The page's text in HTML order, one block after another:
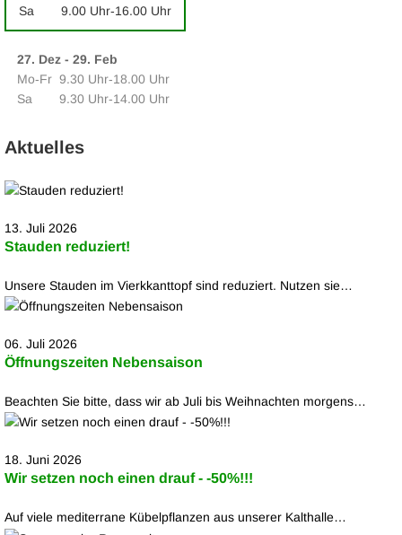
Sa
9.00 Uhr‑16.00 Uhr
27. Dez - 29. Feb
Mo‑Fr 9.30 Uhr‑18.00 Uhr
Sa
9.30 Uhr‑14.00 Uhr
Aktuelles
13. Juli 2026
Stauden reduziert!
Unsere Stauden im Vierkkanttopf sind reduziert. Nutzen sie…
06. Juli 2026
Öffnungszeiten Nebensaison
Beachten Sie bitte, dass wir ab Juli bis Weihnachten morgens…
18. Juni 2026
Wir setzen noch einen drauf - -50%!!!
Auf viele mediterrane Kübelpflanzen aus unserer Kalthalle…